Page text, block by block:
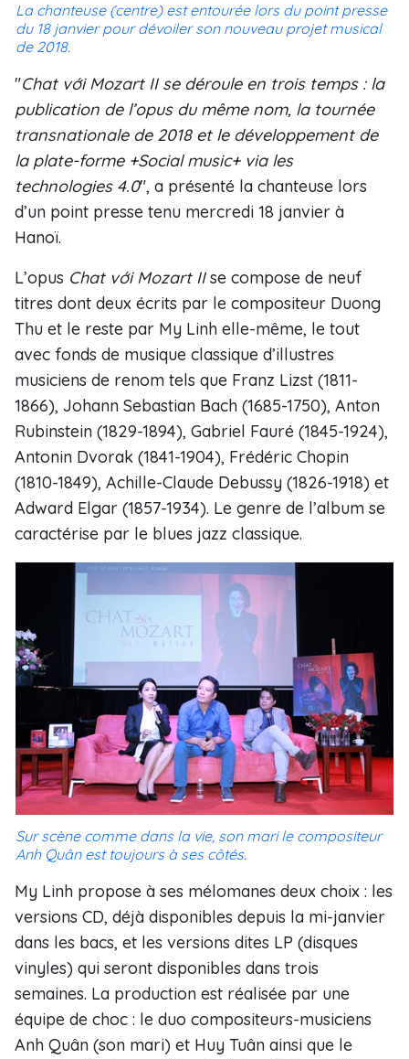
La chanteuse (centre) est entourée lors du point presse
du 18 janvier pour dévoiler son nouveau projet musical
de 2018.
"Chat với Mozart II se déroule en trois temps : la
publication de l’opus du même nom, la tournée
transnationale de 2018 et le développement de
la plate-forme +Social music+ via les
technologies 4.0", a présenté la chanteuse lors
d’un point presse tenu mercredi 18 janvier à
Hanoï.
L’opus Chat với Mozart IIse compose de neuf
titres dont deux écrits par le compositeur Duong
Thu et le reste par My Linh elle-même, le tout
avec fonds de musique classique d’illustres
musiciens de renom tels que Franz Lizst (1811-
1866), Johann Sebastian Bach (1685-1750), Anton
Rubinstein (1829-1894), Gabriel Fauré (1845-1924),
Antonin Dvorak (1841-1904), Frédéric Chopin
(1810-1849), Achille-Claude Debussy (1826-1918) et
Adward Elgar (1857-1934). Le genre de l’album se
caractérise par le blues jazz classique.
Sur scène comme dans la vie, son mari le compositeur
Anh Quân est toujours à ses côtés.
My Linh propose à ses mélomanes deux choix : les
versions CD, déjà disponibles depuis la mi-janvier
dans les bacs, et les versions dites LP (disques
vinyles) qui seront disponibles dans trois
semaines. La production est réalisée par une
équipe de choc : le duo compositeurs-musiciens
Anh Quân (son mari) et Huy Tuân ainsi que le